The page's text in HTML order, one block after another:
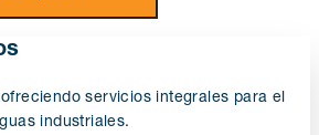
servicios integrales para el
industriales.